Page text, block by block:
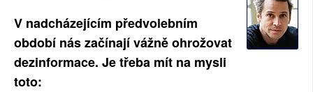
V nadcházejícím předvolebním
období nás začínají vážně ohrožovat
dezinformace. Je třeba mít na mysli
toto: